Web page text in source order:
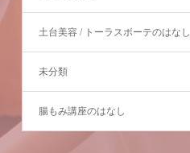
土台美容 / トーラスボーテのはなし
未分類
腸もみ講座のはなし